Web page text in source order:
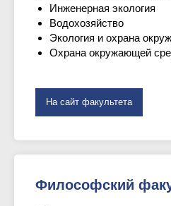
Инженерная экология
Водохозяйство
Экология и охрана
Охрана окружающей
На сайт факультета
Философский